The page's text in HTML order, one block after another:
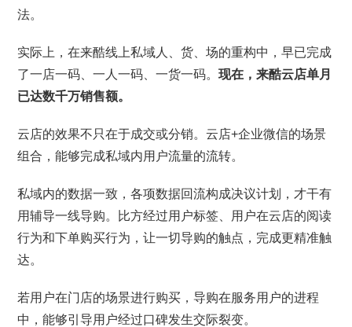
法。
实际上，在来酷线上私域人、货、场的重构中，早已完成
了一店一码、一人一码、一货一码。现在，来酷云店单月
已达数千万销售额。
云店的效果不只在于成交或分销。云店+企业微信的场景
组合，能够完成私域内用户流量的流转。
私域内的数据一致，各项数据回流构成决议计划，才干有
用辅导一线导购。比方经过用户标签、用户在云店的阅读
行为和下单购买行为，让一切导购的触点，完成更精准触
达。
若用户在门店的场景进行购买，导购在服务用户的进程
中，能够引导用户经过口碑发生交际裂变。